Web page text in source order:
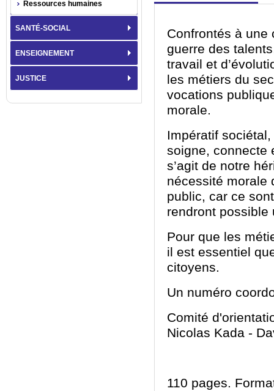
Confrontés à une
guerre des
travail et
les métiers du
vocations
morale.
Impératif
soigne, connecte
s’agit de notre
nécessité morale
public, car ce
rendront possible
Pour que les
il est essentiel
citoyens.
Un numéro
Comité
Nicolas Kada -
110 pages.
Ressources humaines
SANTÉ-SOCIAL
ENSEIGNEMENT
JUSTICE